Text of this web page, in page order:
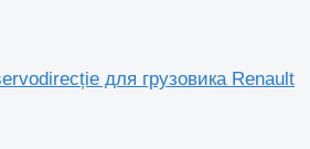
для грузовика Renault